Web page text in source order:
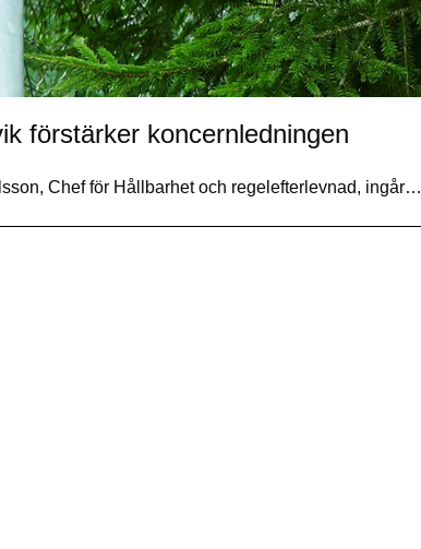
förstärker koncernledningen
Chef för Hållbarhet och regelefterlevnad, ingår…